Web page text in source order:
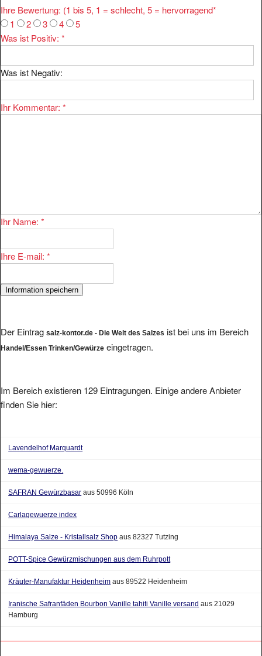
Ihre Bewertung: (1 bis 5, 1 = schlecht, 5 = hervorragend*
1
2 3 4
5
Was ist Positiv: *
Was ist Negativ:
Ihr Kommentar: *
Ihr Name: *
Ihre E-mail: *
Der Eintrag salz-kontor.de - Die Welt des Salzes ist bei uns im Bereich
Handel/Essen Trinken/Gewürze eingetragen.
Im Bereich existieren 129 Eintragungen. Einige andere Anbieter
finden Sie hier:
Lavendelhof Marquardt
wema-gewuerze.
SAFRAN Gewürzbasar aus 50996 Köln
Carlagewuerze index
Himalaya Salze - Kristallsalz Shop aus 82327 Tutzing
POTT-Spice Gewürzmischungen aus dem Ruhrpott
Kräuter-Manufaktur Heidenheim aus 89522 Heidenheim
Iranische Safranfäden Bourbon Vanille tahiti Vanille versand aus 21029
Hamburg